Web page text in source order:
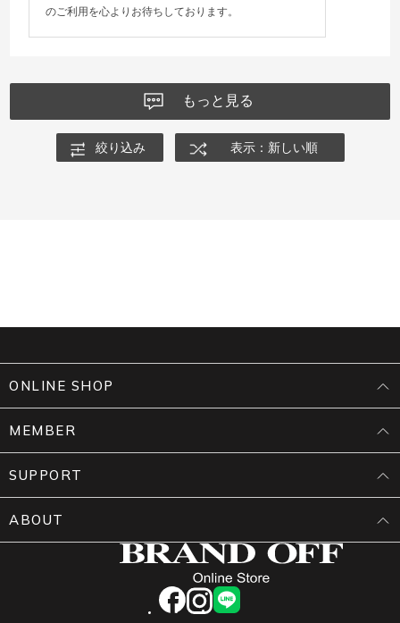
のご利用を心よりお待ちしております。
もっと見る
絞り込み 表示：新しい順
facebookinstagram
LINE
ONLINE SHOP
MEMBER
SUPPORT
ABOUT